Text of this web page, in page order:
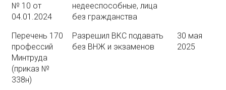
№ 10 от
04.01.2024
недееспособные, лица
без гражданства
Перечень 170
профессий
Минтруда
(приказ №
338н)
Разрешил ВКС подавать
без ВНЖ и экзаменов
30 мая
2025